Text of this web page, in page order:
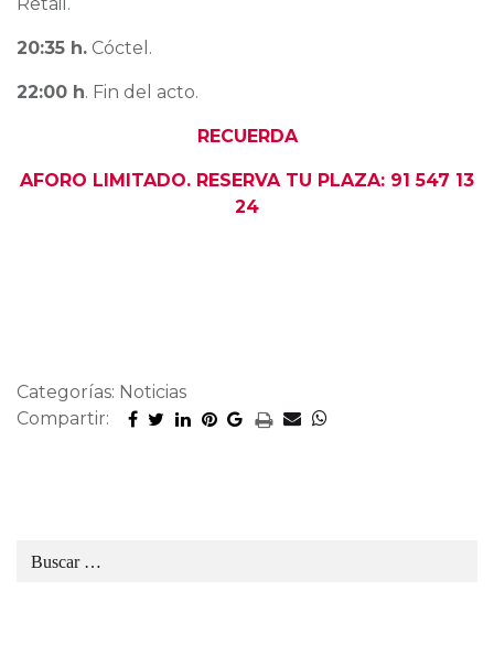
20:35 h. Cóctel.
22:00 h. Fin del acto.
RECUERDA
AFORO LIMITADO. RESERVA TU PLAZA: 91 547 13
24
Categorías: Noticias
Compartir: